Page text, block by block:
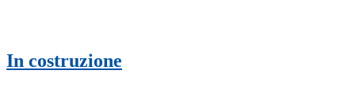
In costruzione